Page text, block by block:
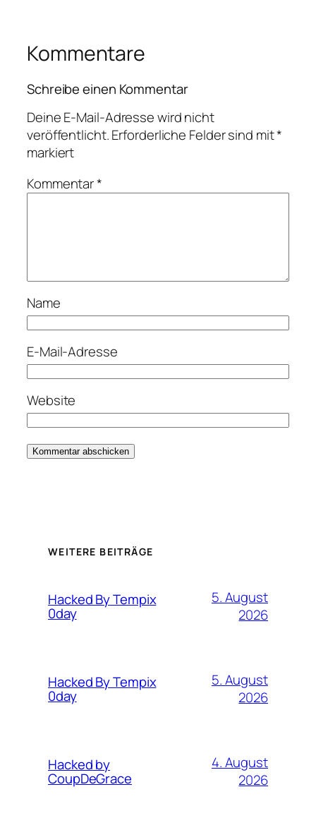
Kommentare
Schreibe einen Kommentar
Deine E-Mail-Adresse wird nicht
veröffentlicht.Erforderliche Felder sind mit*
markiert
Kommentar*
Name
E-Mail-Adresse
Website
WEITERE BEITRÄGE
Hacked By Tempix
0day
5. August
2026
Hacked By Tempix
0day
5. August
2026
Hacked by
CoupDeGrace
4. August
2026